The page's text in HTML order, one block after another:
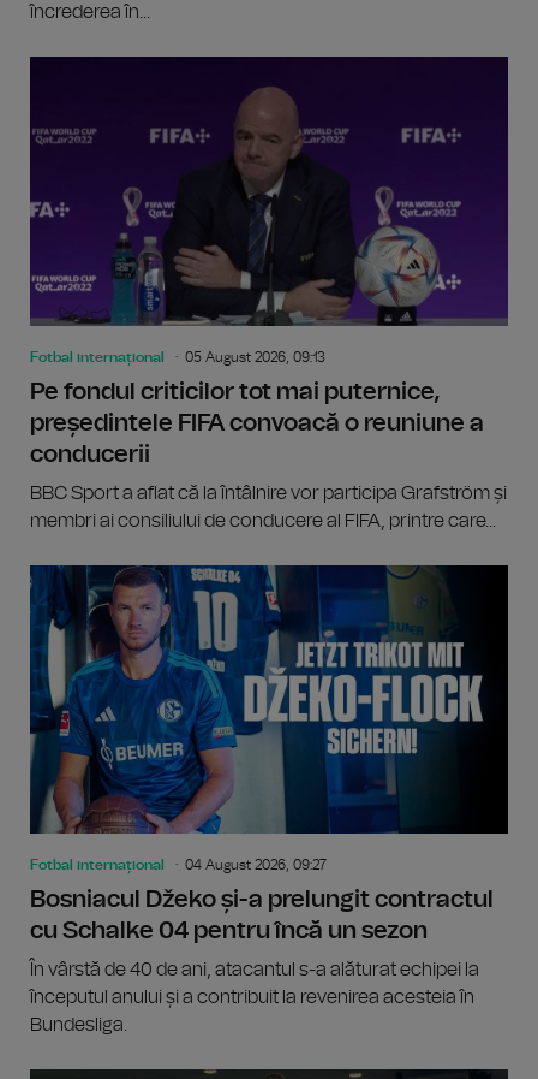
încrederea în...
Fotbal internațional 05 August 2026, 09:13
Pe fondul criticilor tot mai puternice,
președintele FIFA convoacă o reuniune a
conducerii
BBC Sport a aflat că la întâlnire vor participa Grafström și
membri ai consiliului de conducere al FIFA, printre care...
Fotbal internațional 04 August 2026, 09:27
Bosniacul Džeko și-a prelungit contractul
cu Schalke 04 pentru încă un sezon
În vârstă de 40 de ani, atacantul s-a alăturat echipei la
începutul anului și a contribuit la revenirea acesteia în
Bundesliga.